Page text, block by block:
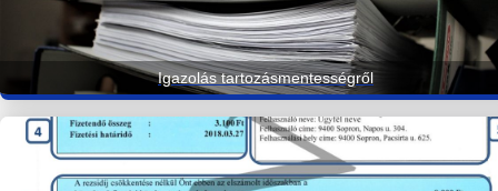
Igazolás tartozásmentességről